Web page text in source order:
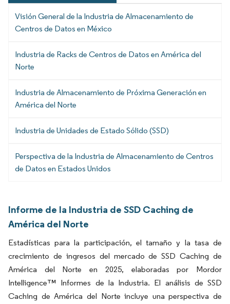
Visión General de la Industria de Almacenamiento de
Centros de Datos en México
Industria de Racks de Centros de Datos en América del
Norte
Industria de Almacenamiento de Próxima Generación en
América del Norte
Industria de Unidades de Estado Sólido (SSD)
Perspectiva de la Industria de Almacenamiento de Centros
de Datos en Estados Unidos
Informe de la Industria de SSD Caching de
América del Norte
Estadísticas para la participación, el tamaño y la tasa de
crecimiento de ingresos del mercado de SSD Caching de
América del Norte en 2025, elaboradas por Mordor
Intelligence™ Informes de la Industria. El análisis de SSD
Caching de América del Norte incluye una perspectiva de